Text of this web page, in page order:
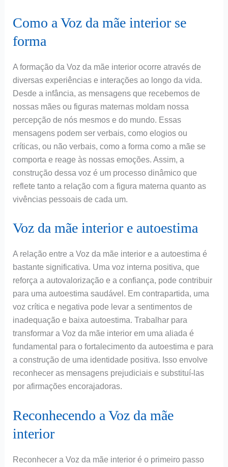
Como a Voz da mãe interior se
forma
A formação da Voz da mãe interior ocorre através de
diversas experiências e interações ao longo da vida.
Desde a infância, as mensagens que recebemos de
nossas mães ou figuras maternas moldam nossa
percepção de nós mesmos e do mundo. Essas
mensagens podem ser verbais, como elogios ou
críticas, ou não verbais, como a forma como a mãe se
comporta e reage às nossas emoções. Assim, a
construção dessa voz é um processo dinâmico que
reflete tanto a relação com a figura materna quanto as
vivências pessoais de cada um.
Voz da mãe interior e autoestima
A relação entre a Voz da mãe interior e a autoestima é
bastante significativa. Uma voz interna positiva, que
reforça a autovalorização e a confiança, pode contribuir
para uma autoestima saudável. Em contrapartida, uma
voz crítica e negativa pode levar a sentimentos de
inadequação e baixa autoestima. Trabalhar para
transformar a Voz da mãe interior em uma aliada é
fundamental para o fortalecimento da autoestima e para
a construção de uma identidade positiva. Isso envolve
reconhecer as mensagens prejudiciais e substituí-las
por afirmações encorajadoras.
Reconhecendo a Voz da mãe
interior
Reconhecer a Voz da mãe interior é o primeiro passo